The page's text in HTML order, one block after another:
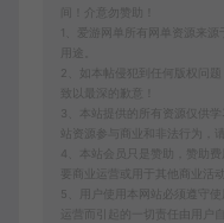
间！介意勿赞助！
1、爱游网单所有网单资源来
2、如本帖侵犯到任何版权问
致以最深的歉意！
3、本站提供的所有资源仅供
站资源参与商业和非法行为，
4、本站会员只是赞助，赞助
要商业运营或用于其他商业活
5、用户使用本网站必须遵守